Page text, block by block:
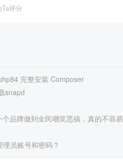
评分
完整安装 Composer
snapd
品牌做到全民嘲笑恶搞，真的不容易
员账号和密码？